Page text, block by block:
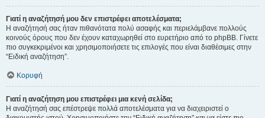
Γιατί η αναζήτησή μου δεν επιστρέφει αποτελέσματα;
Η αναζήτησή σας ήταν πιθανότατα πολύ ασαφής και περιελάμβανε πολλούς
κοινούς όρους που δεν έχουν καταχωρηθεί στο ευρετήριο από το phpBB. Γίνετε
πιο συγκεκριμένοι και χρησιμοποιήσετε τις επιλογές που είναι διαθέσιμες στην
“Ειδική αναζήτηση”.
Κορυφή
Γιατί η αναζήτηση μου επιστρέφει μια κενή σελίδα;
Η αναζήτησή σας επέστρεψε πολλά αποτελέσματα για να διαχειριστεί ο